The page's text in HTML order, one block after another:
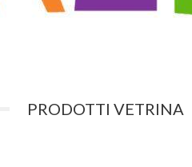
PRODOTTI VETRINA